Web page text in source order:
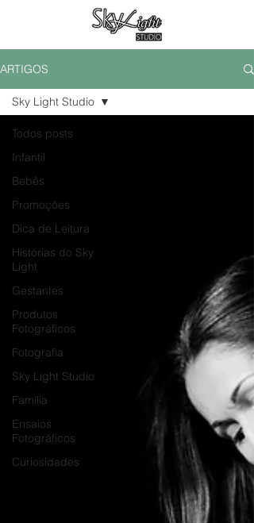
ARTIGOS
Todos posts
Infantil
Bebês
Promoções
Dica de Leitura
Histórias do Sky
Light
Gestantes
Produtos
Fotográficos
Fotografia
Sky Light Studio
Família
Ensaios
Fotográficos
Curiosidades
Sky Light Studio